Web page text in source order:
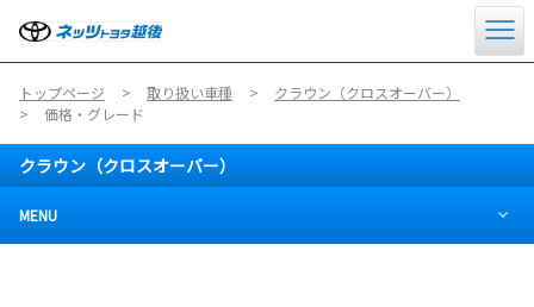
トップページ 取り扱い車種
クラウン（クロスオーバー）
価格・グレード
クラウン（クロスオーバー）
MENU